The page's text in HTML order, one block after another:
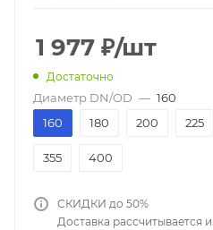
1 977 ₽/шт
Достаточно
Диаметр DN/OD — 160
160
180 200 225
355 400
СКИДКИ до 50%
Доставка рассчитывается